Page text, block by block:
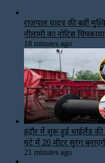
राजपाल यादव की बढ़ीं
नीलामी का नोटिस चिपकाया
18 minutes ago
इंदौर में शुरू हुई थाईलैंड
घंटे में 20 मीटर सुरंग
21 minutes ago